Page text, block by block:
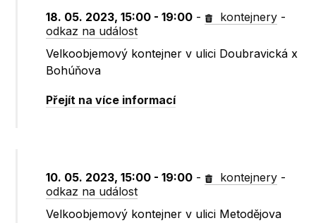
18. 05. 2023, 15:00 - 19:00 - kontejnery -
odkaz na událost
Velkoobjemový kontejner v ulici Doubravická x
Bohúňova
Přejít na více informací
10. 05. 2023, 15:00 - 19:00 - kontejnery -
odkaz na událost
Velkoobjemový kontejner v ulici Metodějova